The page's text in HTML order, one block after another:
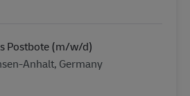
Postbote (m/w/d)
Anhalt, Germany